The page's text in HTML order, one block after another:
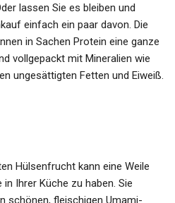
lassen Sie es bleiben und
einfach ein paar davon. Die
in Sachen Protein eine ganze
vollgepackt mit Mineralien wie
ungesättigten Fetten und Eiweiß.
Hülsenfrucht kann eine Weile
Ihrer Küche zu haben. Sie
schönen, fleischigen Umami-